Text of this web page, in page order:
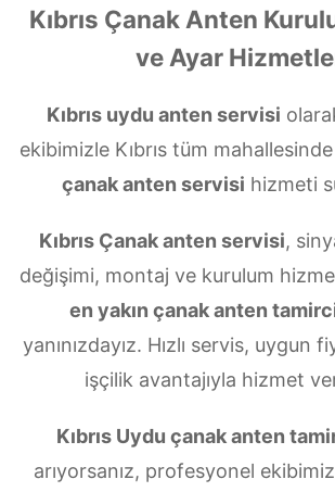
Kıbrıs Çanak Anten
ve Ayar
Kıbrıs uydu anten servisi
ekibimizle Kıbrıs tüm mahallesinde
çanak anten servisi hizmeti
Kıbrıs Çanak anten servisi,
değişimi, montaj ve kurulum
en yakın çanak anten
yanınızdayız. Hızlı servis, uygun
işçilik avantajıyla hizmet
Kıbrıs Uydu çanak anten
arıyorsanız, profesyonel